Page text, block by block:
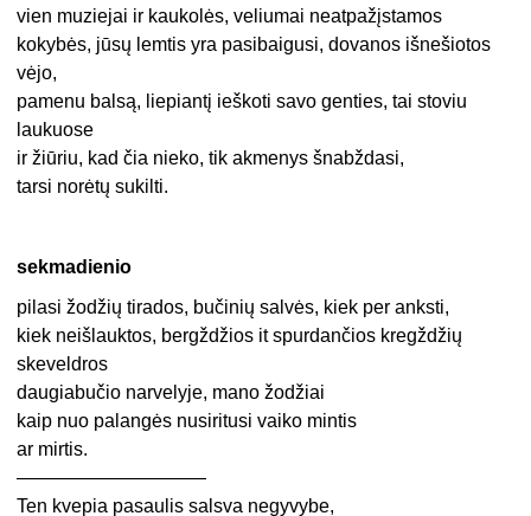
vien muziejai ir kaukolės, veliumai neatpažįstamos
kokybės, jūsų lemtis yra pasibaigusi, dovanos išnešiotos
vėjo,
pamenu balsą, liepiantį ieškoti savo genties, tai stoviu
laukuose
ir žiūriu, kad čia nieko, tik akmenys šnabždasi,
tarsi norėtų sukilti.
sekmadienio
pilasi žodžių tirados, bučinių salvės, kiek per anksti,
kiek neišlauktos, bergždžios it spurdančios kregždžių
skeveldros
daugiabučio narvelyje, mano žodžiai
kaip nuo palangės nusiritusi vaiko mintis
ar mirtis.
——————————
Ten kvepia pasaulis salsva negyvybe,